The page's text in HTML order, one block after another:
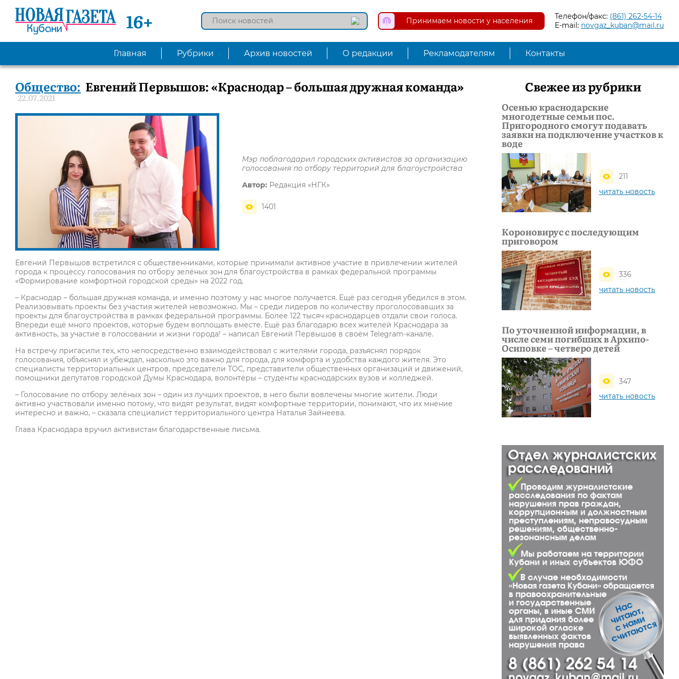
16+ Принимаем новости у населения Телефон/факс: (861) 262-54-14
E-mail: novgaz_kuban@mail.ru
Главная Рубрики Архив новостей О редакции Рекламодателям Контакты
Общество: Евгений Первышов: «Краснодар – большая дружная команда»
22.07.2021
Мэр поблагодарил городских активистов за организацию
голосования по отбору территорий для благоустройства
Автор: Редакция «НГК»
1401
Евгений Первышов встретился с общественниками, которые принимали активное участие в привлечении жителей
города к процессу голосования по отбору зелёных зон для благоустройства в рамках федеральной программы
«Формирование комфортной городской среды» на 2022 год.
– Краснодар – большая дружная команда, и именно поэтому у нас многое получается. Ещё раз сегодня убедился в этом.
Реализовывать проекты без участия жителей невозможно. Мы – среди лидеров по количеству проголосовавших за
проекты для благоустройства в рамках федеральной программы. Более 122 тысяч краснодарцев отдали свои голоса.
Впереди ещё много проектов, которые будем воплощать вместе. Ещё раз благодарю всех жителей Краснодара за
активность, за участие в голосовании и жизни города! – написал Евгений Первышов в своём Telegram-канале.
На встречу пригасили тех, кто непосредственно взаимодействовал с жителями города, разъяснял порядок
голосования, объяснял и убеждал, насколько это важно для города, для комфорта и удобства каждого жителя. Это
специалисты территориальных центров, председатели ТОС, представители общественных организаций и движений,
помощники депутатов городской Думы Краснодара, волонтёры – студенты краснодарских вузов и колледжей.
– Голосование по отбору зелёных зон – один из лучших проектов, в него были вовлечены многие жители. Люди
активно участвовали именно потому, что видят результат, видят комфортные территории, понимают, что их мнение
интересно и важно, – сказала специалист территориального центра Наталья Зайнеева.
Глава Краснодара вручил активистам благодарственные письма.
Свежее из рубрики
Осенью краснодарские
многодетные семьи пос.
Пригородного смогут подавать
заявки на подключение участков к
воде
211
читать новость
Короновирус с последующим
приговором
336
читать новость
По уточненной информации, в
числе семи погибших в Архипо-
Осиповке – четверо детей
347
читать новость